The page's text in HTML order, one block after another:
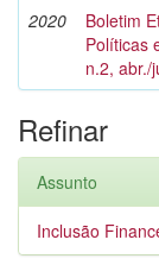
2020
Boletim
Políticas
n.2, abr./
Refinar
Assunto
Inclusão